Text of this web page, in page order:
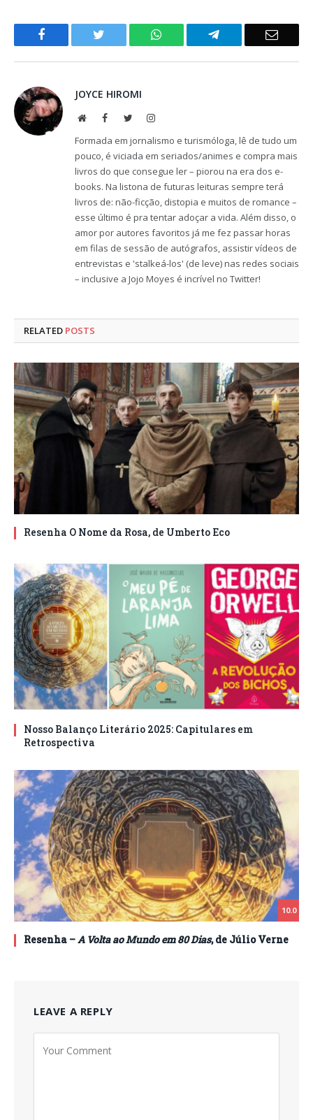
Facebook WhatsApp Telegram Email
JOYCE HIROMI
WebsiteFacebookTwitterInstagram
Formada em jornalismo e turismóloga, lê de tudo um
pouco, é viciada em seriados/animes e compra mais
livros do que consegue ler – piorou na era dos e-
books. Na listona de futuras leituras sempre terá
livros de: não-ficção, distopia e muitos de romance –
esse último é pra tentar adoçar a vida. Além disso, o
amor por autores favoritos já me fez passar horas
em filas de sessão de autógrafos, assistir vídeos de
entrevistas e 'stalkeá-los' (de leve) nas redes sociais
– inclusive a Jojo Moyes é incrível no Twitter!
RELATED POSTS
Resenha O Nome da Rosa, de Umberto Eco
Nosso Balanço Literário 2025: Capitulares em
Retrospectiva
10.0
Resenha –A Volta ao Mundo em 80 Dias, de Júlio Verne
LEAVE A REPLY